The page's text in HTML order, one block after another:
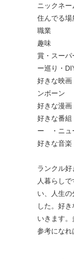
ニックネ
住んでる場
職業 ：
趣味 ：
賞・スーパ
ー巡り・
好きな映
ンボーン
好きな漫
好きな番
ー ・ニュ
好きな音
ランクル
人暮らし
い、人生の
した。好
いきます
参考になれ